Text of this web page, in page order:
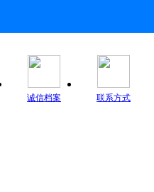
诚信档案 联系方式